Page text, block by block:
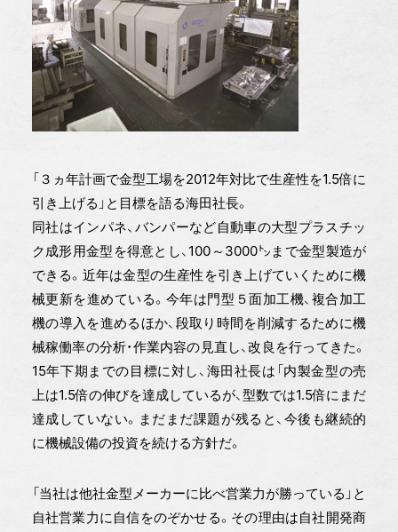
「３ヵ年計画で金型工場を2012年対比で生産性を1.5倍に
引き上げる」と目標を語る海田社長。
同社はインパネ、バンパーなど自動車の大型プラスチッ
ク成形用金型を得意とし、100～3000㌧まで金型製造が
できる。近年は金型の生産性を引き上げていくために機
械更新を進めている。今年は門型５面加工機、複合加工
機の導入を進めるほか、段取り時間を削減するために機
械稼働率の分析・作業内容の見直し、改良を行ってきた。
15年下期までの目標に対し、海田社長は「内製金型の売
上は1.5倍の伸びを達成しているが、型数では1.5倍にまだ
達成していない。まだまだ課題が残ると、今後も継続的
に機械設備の投資を続ける方針だ。
「当社は他社金型メーカーに比べ営業力が勝っている」と
自社営業力に自信をのぞかせる。その理由は自社開発商